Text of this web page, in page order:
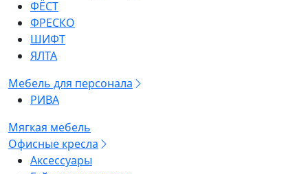
ФЁСТ
ФРЕСКО
ШИФТ
ЯЛТА
Мебель для персонала
РИВА
Мягкая мебель
Офисные кресла
Аксессуары